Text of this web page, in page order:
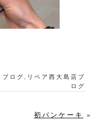
ブログ, リベア西大島店ブ
ログ
初パンケーキ »